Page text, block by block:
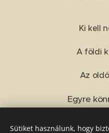
Ki kell
A földi
Az
Egyre
Sütiket használunk, hogy